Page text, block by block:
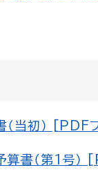
当初） [PDF
書（第1号）